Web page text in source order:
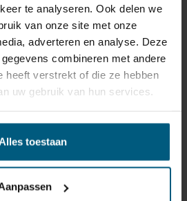
te analyseren. Ook delen we
van onze site met onze
adverteren en analyse. Deze
combineren met andere
heeft verstrekt of die ze hebben
uw gebruik van hun services.
Alles toestaan
180×200 –